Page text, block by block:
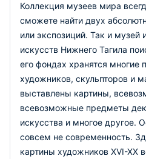
Коллекция музеев мира
сможете найти двух
или экспозиций. Так и музей
искусств Нижнего Тагила
его фондах хранятся многие
художников, скульпторов и
выставлены картины,
всевозможные предметы
искусства и многое другое.
совсем не современность.
картины художников XVI-XX